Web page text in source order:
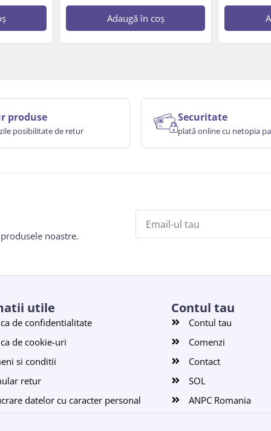
Adaugă în coș
produse
posibilitate de retur
Securitate
plată online cu netopia
noastre.
utile
de confidentialitate
de cookie-uri
si conditii
retur
datelor cu caracter personal
Contul tau
Contul tau
Comenzi
Contact
SOL
ANPC Romania